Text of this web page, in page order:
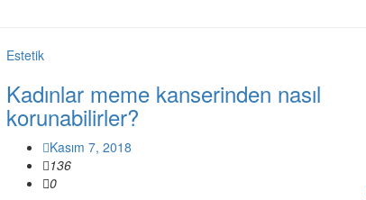
Estetik
Kadınlar meme kanserinden nasıl
korunabilirler?
Kasım 7, 2018
136
0